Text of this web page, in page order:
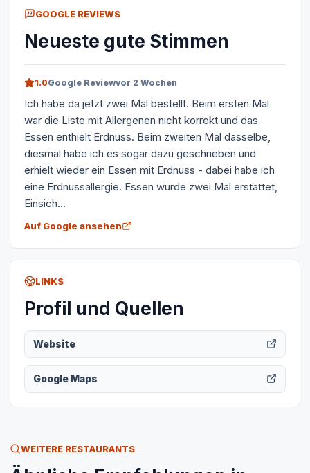
GOOGLE REVIEWS
Neueste gute Stimmen
1.0Google Reviewvor 2 Wochen
Ich habe da jetzt zwei Mal bestellt. Beim ersten Mal
war die Liste mit Allergenen nicht korrekt und das
Essen enthielt Erdnuss. Beim zweiten Mal dasselbe,
diesmal habe ich es sogar dazu geschrieben und
erhielt wieder ein Essen mit Erdnuss - dabei habe ich
eine Erdnussallergie. Essen wurde zwei Mal erstattet,
Einsich...
Auf Google ansehen
LINKS
Profil und Quellen
Website
Google Maps
WEITERE RESTAURANTS